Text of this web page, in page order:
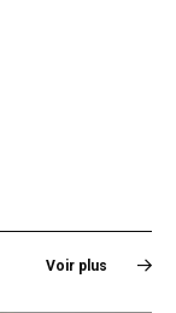
Voir plus